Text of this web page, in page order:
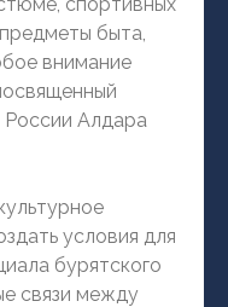
быта,
внимание
России Алдара
условия для
бурятского
связи между